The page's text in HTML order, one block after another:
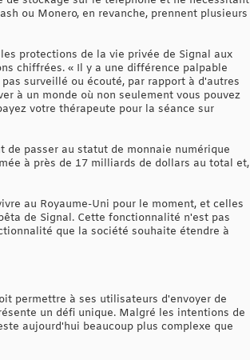
ou Monero, en revanche, prennent plusieurs
protections de la vie privée de Signal aux
chiffrées. « Il y a une différence palpable
surveillé ou écouté, par rapport à d'autres
à un monde où non seulement vous pouvez
votre thérapeute pour la séance sur
de passer au statut de monnaie numérique
à près de 17 milliards de dollars au total et,
au Royaume-Uni pour le moment, et celles
de Signal. Cette fonctionnalité n'est pas
que la société souhaite étendre à
permettre à ses utilisateurs d'envoyer de
un défi unique. Malgré les intentions de
aujourd'hui beaucoup plus complexe que